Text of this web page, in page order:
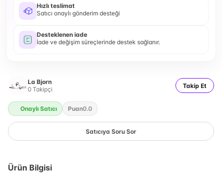
Hızlı teslimat
Satıcı onaylı gönderim desteği
Desteklenen iade
İade ve değişim süreçlerinde destek sağlanır.
La Bjorn
0 Takipçi Takip Et
Onaylı Satıcı Puan0.0
Satıcıya Soru Sor
Ürün Bilgisi